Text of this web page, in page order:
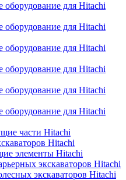
оборудование для Hitachi
оборудование для Hitachi
оборудование для Hitachi
оборудование для Hitachi
оборудование для Hitachi
оборудование для Hitachi
части Hitachi
Hitachi
элементы Hitachi
экскаваторов Hitachi
экскаваторов Hitachi